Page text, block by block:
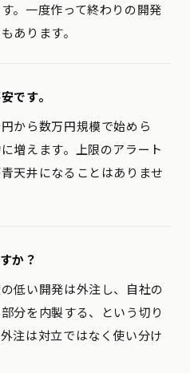
。一度作って終わりの開発
あります。
です。
から数万円規模で始めら
増えます。上限のアラート
天井になることはありませ
か？
低い開発は外注し、自社の
分を内製する、という切り
注は対立ではなく使い分け